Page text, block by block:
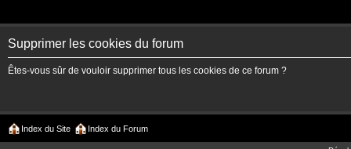
Supprimer les cookies du forum
Êtes-vous sûr de vouloir supprimer tous les cookies de ce forum ?
Index du Site Index du Forum